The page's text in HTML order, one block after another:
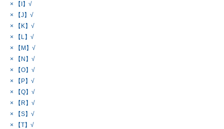
× 【I】√
× 【J】√
× 【K】√
× 【L】√
× 【M】√
× 【N】√
× 【O】√
× 【P】√
× 【Q】√
× 【R】√
× 【S】√
× 【T】√